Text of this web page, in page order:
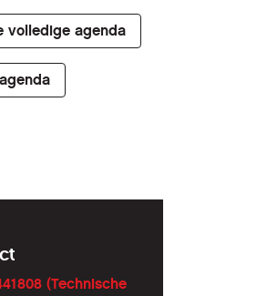
volledige agenda
(Technische